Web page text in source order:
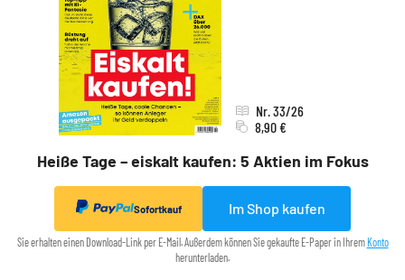
Heiße Tage – eiskalt kaufen: 5 Aktien im Fokus
Nr. 33/26
8,90 €
Sofortkauf Im Shop kaufen
Sie erhalten einen Download-Link per E-Mail. Außerdem können Sie gekaufte E-Paper in Ihrem Konto
herunterladen.